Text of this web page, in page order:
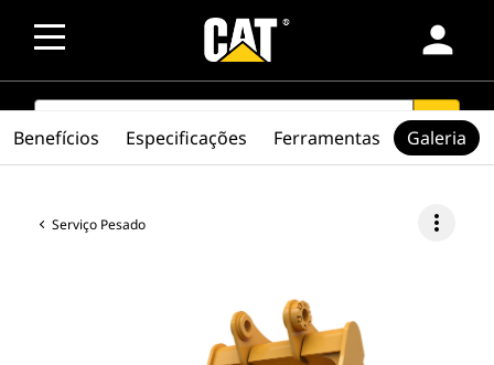
person
SEARCH search
Serviço Pesado more_vert
Benefícios Especificações Ferramentas Galeria